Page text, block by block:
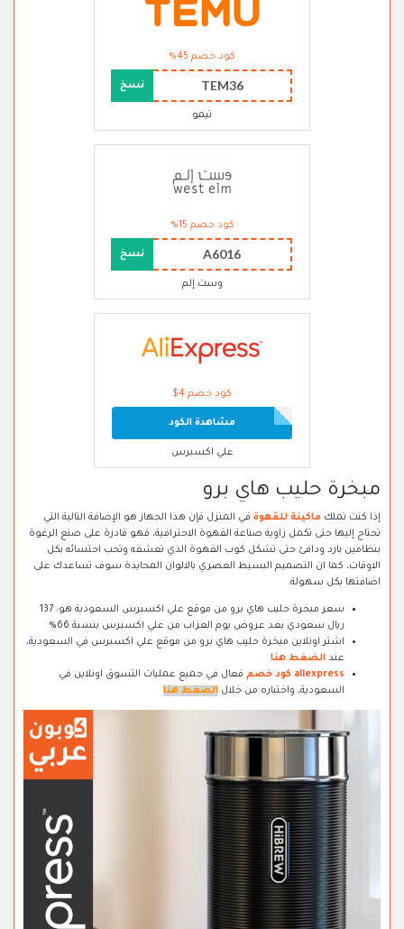
كود خصم 45%
TEM36 نسخ
تيمو
كود خصم 15%
A6016 نسخ
وست إلم
كود خصم 4$
مشاهدة الكود
علي اكسبرس
مبخرة حليب هاي برو
إذا كنت تملك ماكينة للقهوة في المنزل فإن هذا الجهاز هو الإضافة التالية التي
تحتاج إليها حتى تكمل زاوية صناعة القهوة الاحترافية، فهو قادرة على صنع الرغوة
بنظامين بارد ودافئ حتى تشكل كوب القهوة الذي تعشقه وتحب احتسائه بكل
الاوقات، كما ان التصميم البسيط العصري بالالوان المحايدة سوف تساعدك على
اضافتها بكل سهولة.
سعر مبخرة حليب هاي برو من موقع علي اكسبرس السعودية هو: 137
ريال سعودي بعد عروض يوم العزاب من علي اكسبرس بنسبة 66%
اشتر اونلاين مبخرة حليب هاي برو من موقع علي اكسبرس في السعودية،
عند الضغط هنا
aliexpress كود خصم
فعال في جميع عمليات التسوق اونلاين في
السعودية، واختياره من خلال الضغط هنا